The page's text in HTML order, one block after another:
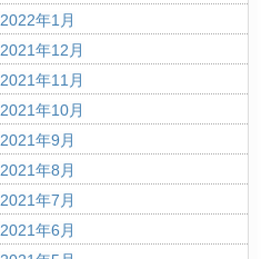
2022年1月
2021年12月
2021年11月
2021年10月
2021年9月
2021年8月
2021年7月
2021年6月